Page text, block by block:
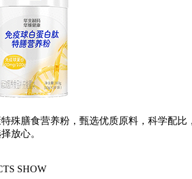
殊膳食营养粉，甄选优质原料，科学配
放心。
SHOW